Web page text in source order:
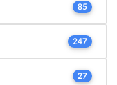
85
247
27